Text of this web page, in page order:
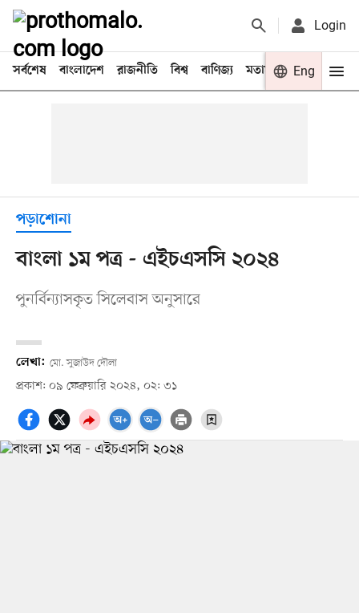
Login
সর্বশেষ বাংলাদেশ রাজনীতি বিশ্ব বাণিজ্য মতামত খেলা
Eng
পড়াশোনা
বাংলা ১ম পত্র - এইচএসসি ২০২৪
পুনর্বিন্যাসকৃত সিলেবাস অনুসারে
লেখা: মো. সুজাউদ দৌলা
প্রকাশ: ০৯ ফেব্রুয়ারি ২০২৪, ০২: ৩১